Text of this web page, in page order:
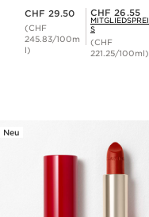
CHF 29.50
(CHF
245.83/100m
l)
Mitgliederpreis CHF 26.55
CHF 26.55
MITGLIEDSPREI
S
(CHF
221.25/100ml)
Neu